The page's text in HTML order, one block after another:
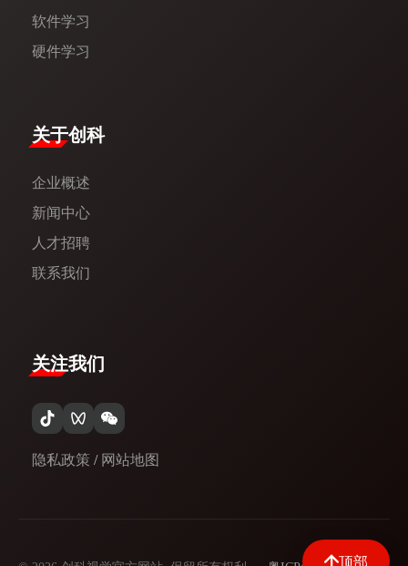
顶部
软件学习
硬件学习
​关于创科​
企业概述
新闻中心​
人才招聘
联系我们
关注我们
隐私政策 / 网站地图